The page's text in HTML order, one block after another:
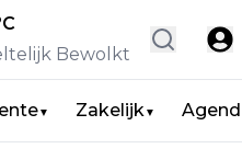
Bewolkt
▼ Zakelijk▼